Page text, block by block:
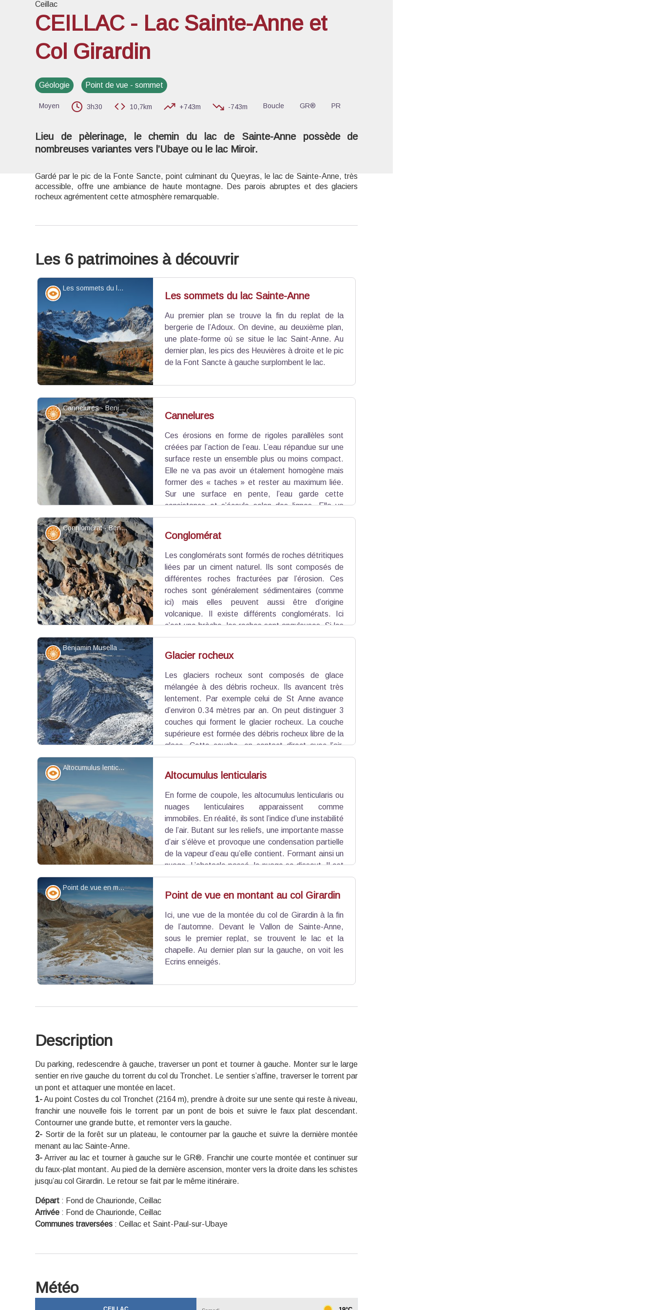
Ceillac
CEILLAC - Lac Sainte-Anne et
Col Girardin
Géologie Point de vue - sommet
Moyen 3h30 10,7km +743m -743m Boucle GR® PR
Lieu de pèlerinage, le chemin du lac de Sainte-Anne possède de
nombreuses variantes vers l’Ubaye ou le lac Miroir.
Gardé par le pic de la Fonte Sancte, point culminant du Queyras, le lac de Sainte-Anne, très
accessible, offre une ambiance de haute montagne. Des parois abruptes et des glaciers
rocheux agrémentent cette atmosphère remarquable.
Les 6 patrimoines à découvrir
Les sommets du lac Sainte Anne - Benjamin Musella - PNR Queyras
Voir l'image en plein écran
Point de vue - sommet Les sommets du lac Sainte-Anne
Au premier plan se trouve la fin du replat de la
bergerie de l’Adoux. On devine, au deuxième plan,
une plate-forme où se situe le lac Saint-Anne. Au
dernier plan, les pics des Heuvières à droite et le pic
de la Font Sancte à gauche surplombent le lac.
Cannelures - Benjamin Musella - PNR Queyras
Voir l'image en plein écran
Géologie Cannelures
Ces érosions en forme de rigoles parallèles sont
créées par l’action de l’eau. L’eau répandue sur une
surface reste un ensemble plus ou moins compact.
Elle ne va pas avoir un étalement homogène mais
former des « taches » et rester au maximum liée.
Sur une surface en pente, l’eau garde cette
consistance et s’écoule selon des lignes. Ella va
progressivement creuser le calcaire selon son chemin. Une fois que la cannelure
commence à se creuser, l’eau se retrouve piégée dans cette micro rigole et poursuit
son érosion.
Conglomérat - Benjamin Musella - PNR Queyras
Voir l'image en plein écran
Géologie Conglomérat
Les conglomérats sont formés de roches détritiques
liées par un ciment naturel. Ils sont composés de
différentes roches fracturées par l’érosion. Ces
roches sont généralement sédimentaires (comme
ici) mais elles peuvent aussi être d’origine
volcanique. Il existe différents conglomérats. Ici
c’est une brèche, les roches sont anguleuses. Si les
cailloux sont des galets, on parle de « pouding » et si des pierres anguleuses et des
galets sont mélangés, c’est un « tillite ».
Benjamin Musella - PNR Queyras
Voir l'image en plein écran
Géologie Glacier rocheux
Les glaciers rocheux sont composés de glace
mélangée à des débris rocheux. Ils avancent très
lentement. Par exemple celui de St Anne avance
d’environ 0.34 mètres par an. On peut distinguer 3
couches qui forment le glacier rocheux. La couche
supérieure est formée des débris rocheux libre de la
glace. Cette couche, en contact direct avec l’air,
gelle en hiver et fond en été. La couche centrale est un mélange de glace et de débris.
La dernière couche correspond au débris rocheux enfouis par l’avancée du glacier. Ici,
le glacier rocheux est recouvert de la première chute de neige.
Altocumulus lenticularis - Benjamin Musella - PNR Queyras
Voir l'image en plein écran
Point de vue - sommet Altocumulus lenticularis
En forme de coupole, les altocumulus lenticularis ou
nuages lenticulaires apparaissent comme
immobiles. En réalité, ils sont l’indice d’une instabilité
de l’air. Butant sur les reliefs, une importante masse
d’air s’élève et provoque une condensation partielle
de la vapeur d’eau qu’elle contient. Formant ainsi un
nuage. L’obstacle passé, le nuage se dissout. Il est
donc en mouvement permanent même si il semble fixe.
Point de vue en montant au col Girardin - Benjamin Musella - PNR Queyras
Voir l'image en plein écran
Point de vue - sommet Point de vue en montant au col Girardin
Ici, une vue de la montée du col de Girardin à la fin
de l’automne. Devant le Vallon de Sainte-Anne,
sous le premier replat, se trouvent le lac et la
chapelle. Au dernier plan sur la gauche, on voit les
Ecrins enneigés.
Description
Du parking, redescendre à gauche, traverser un pont et tourner à gauche. Monter sur le large
sentier en rive gauche du torrent du col du Tronchet. Le sentier s’affine, traverser le torrent par
un pont et attaquer une montée en lacet.
1-Au point Costes du col Tronchet (2164 m), prendre à droite sur une sente qui reste à niveau,
franchir une nouvelle fois le torrent par un pont de bois et suivre le faux plat descendant.
Contourner une grande butte, et remonter vers la gauche.
2- Sortir de la forêt sur un plateau, le contourner par la gauche et suivre la dernière montée
menant au lac Sainte-Anne.
3- Arriver au lac et tourner à gauche sur le GR®. Franchir une courte montée et continuer sur
du faux-plat montant. Au pied de la dernière ascension, monter vers la droite dans les schistes
jusqu’au col Girardin. Le retour se fait par le même itinéraire.
Départ : Fond de Chaurionde, Ceillac
Arrivée : Fond de Chaurionde, Ceillac
Communes traversées : Ceillac et Saint-Paul-sur-Ubaye
Météo